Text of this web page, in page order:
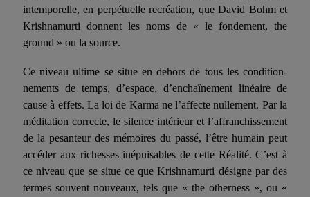
intemporelle, en perpé­tuelle recréation, que David Bohm et
Krishnamurti donnent les noms de « le fondement, the
ground » ou la source.
Ce niveau ultime se situe en dehors de tous les condition­
nements de temps, d’espace, d’enchaînement linéaire de
cause à effets. La loi de Karma ne l’affecte nullement. Par la
méditation correcte, le silence intérieur et l’affranchissement
de la pesanteur des mémoires du passé, l’être humain peut
accéder aux richesses inépuisables de cette Réalité. C’est à
ce niveau que se situe ce que Krishnamurti désigne par des
termes souvent nouveaux, tels que « the otherness », ou «